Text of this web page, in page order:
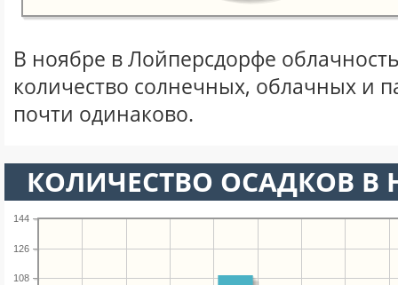
В ноябре в Лойперсдорфе
количество солнечных, облачных и
почти одинаково.
КОЛИЧЕСТВО ОСАДКОВ В
108
126
144